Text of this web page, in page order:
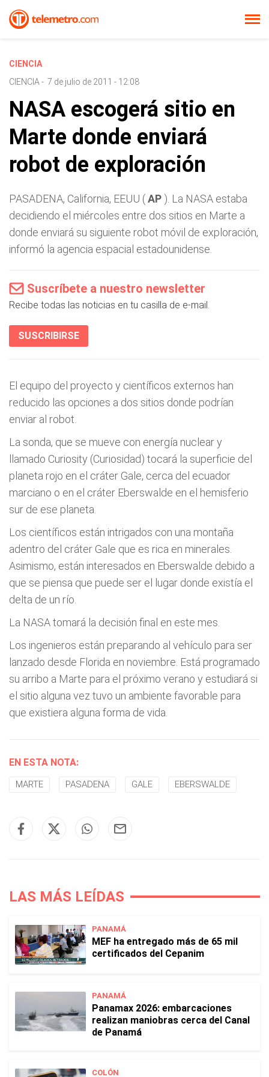
CIENCIA
CIENCIA - 7 de julio de 2011 - 12:08
NASA escogerá sitio en
Marte donde enviará
robot de exploración
PASADENA, California, EEUU (AP ). La NASA estaba
decidiendo el miércoles entre dos sitios en Marte a
donde enviará su siguiente robot móvil de exploración,
informó la agencia espacial estadounidense.
Suscríbete a nuestro newsletter
Recibe todas las noticias en tu casilla de e-mail.
SUSCRIBIRSE
El equipo del proyecto y científicos externos han
reducido las opciones a dos sitios donde podrían
enviar al robot.
La sonda, que se mueve con energía nuclear y
llamado Curiosity (Curiosidad) tocará la superficie del
planeta rojo en el cráter Gale, cerca del ecuador
marciano o en el cráter Eberswalde en el hemisferio
sur de ese planeta.
Los científicos están intrigados con una montaña
adentro del cráter Gale que es rica en minerales.
Asimismo, están interesados en Eberswalde debido a
que se piensa que puede ser el lugar donde existía el
delta de un río.
La NASA tomará la decisión final en este mes.
Los ingenieros están preparando al vehículo para ser
lanzado desde Florida en noviembre. Está programado
su arribo a Marte para el próximo verano y estudiará si
el sitio alguna vez tuvo un ambiente favorable para
que existiera alguna forma de vida.
EN ESTA NOTA:
MARTE PASADENA GALE EBERSWALDE
LAS MÁS LEÍDAS
PANAMÁ
MEF ha entregado más de 65 mil
certificados del Cepanim
PANAMÁ
Panamax 2026: embarcaciones
realizan maniobras cerca del Canal
de Panamá
COLÓN